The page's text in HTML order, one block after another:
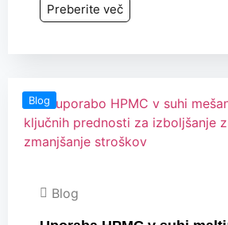
Preberite več
Blog
Blog